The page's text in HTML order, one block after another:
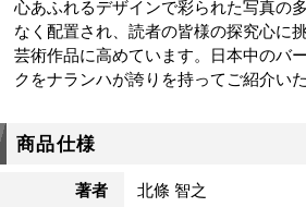
心あふれるデザインで彩られた写真の
なく配置され、読者の皆様の探究心に
芸術作品に高めています。日本中のバ
クをナランハが誇りを持ってご紹介いた
商品仕様
著者
北條 智之